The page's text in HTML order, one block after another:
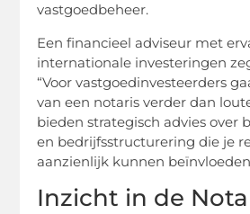
vastgoedbeheer.
Een financieel adviseur met
internationale investeringen
“Voor vastgoedinvesteerders
van een notaris verder dan
bieden strategisch advies over
en bedrijfsstructurering die je
aanzienlijk kunnen
Inzicht in de